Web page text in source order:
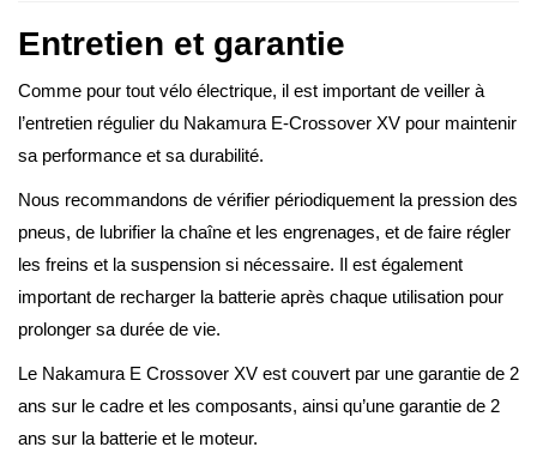
Entretien et garantie
Comme pour tout vélo électrique, il est important de veiller à
l’entretien régulier du Nakamura E-Crossover XV pour maintenir
sa performance et sa durabilité.
Nous recommandons de vérifier périodiquement la pression des
pneus, de lubrifier la chaîne et les engrenages, et de faire régler
les freins et la suspension si nécessaire. Il est également
important de recharger la batterie après chaque utilisation pour
prolonger sa durée de vie.
Le Nakamura E Crossover XV est couvert par une garantie de 2
ans sur le cadre et les composants, ainsi qu’une garantie de 2
ans sur la batterie et le moteur.